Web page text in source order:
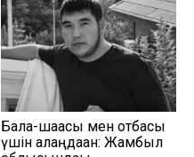
Бала-шағасы мен отбасы
үшін алаңдаған: Жамбыл